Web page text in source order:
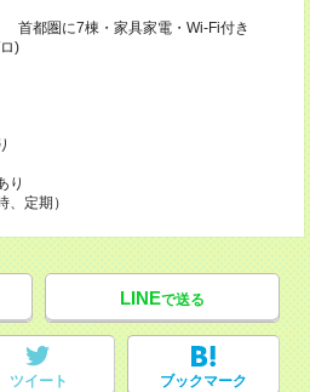
首都圏に7棟・家具家電・Wi-Fi付き
)
り
、定期）
LINEで送る
ツイート ブックマーク